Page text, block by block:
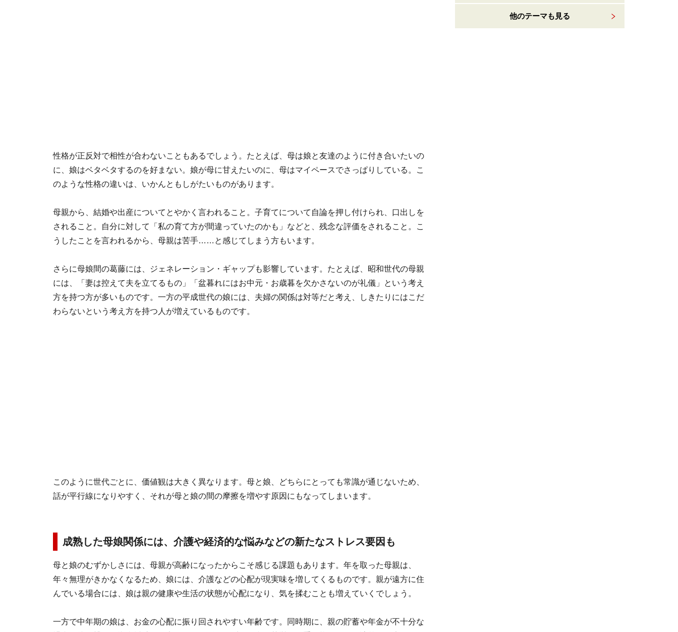
性格が正反対で相性が合わないこともあるでしょう。たとえば、母は娘と友達のように付き合いたいの
に、娘はベタベタするのを好まない。娘が母に甘えたいのに、母はマイペースでさっぱりしている。こ
のような性格の違いは、いかんともしがたいものがあります。
母親から、結婚や出産についてとやかく言われること。子育てについて自論を押し付けられ、口出しを
されること。自分に対して「私の育て方が間違っていたのかも」などと、残念な評価をされること。こ
うしたことを言われるから、母親は苦手……と感じてしまう方もいます。
さらに母娘間の葛藤には、ジェネレーション・ギャップも影響しています。たとえば、昭和世代の母親
には、「妻は控えて夫を立てるもの」「盆暮れにはお中元・お歳暮を欠かさないのが礼儀」という考え
方を持つ方が多いものです。一方の平成世代の娘には、夫婦の関係は対等だと考え、しきたりにはこだ
わらないという考え方を持つ人が増えているものです。
このように世代ごとに、価値観は大きく異なります。母と娘、どちらにとっても常識が通じないため、
話が平行線になりやすく、それが母と娘の間の摩擦を増やす原因にもなってしまいます。
成熟した母娘関係には、介護や経済的な悩みなどの新たなストレス要因も
母と娘のむずかしさには、母親が高齢になったからこそ感じる課題もあります。年を取った母親は、
年々無理がきかなくなるため、娘には、介護などの心配が現実味を増してくるものです。親が遠方に住
んでいる場合には、娘は親の健康や生活の状態が心配になり、気を揉むことも増えていくでしょう。
一方で中年期の娘は、お金の心配に振り回されやすい年齢です。同時期に、親の貯蓄や年金が不十分な
他のテーマも見る